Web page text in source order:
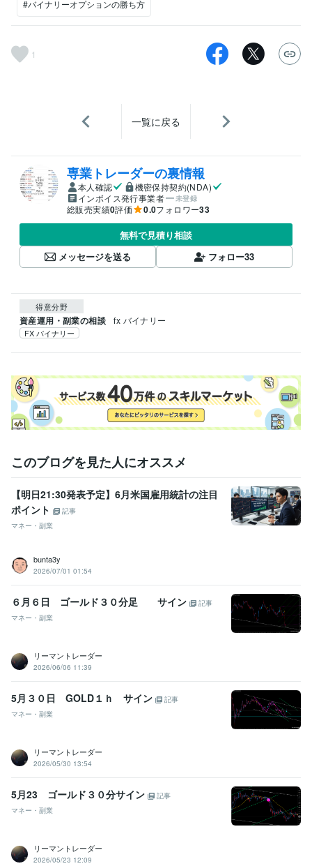
#バイナリーオプションの勝ち方
1
一覧に戻る
専業トレーダーの裏情報
本人確認
機密保持契約(NDA)
インボイス発行事業者
未登録
総販売実績0評価 0.0フォロワー33
無料で見積り相談
メッセージを送る
フォロー33
得意分野
資産運用・副業の相談 fx バイナリー
FX バイナリー
このブログを見た人にオススメ
【明日21:30発表予定】6月米国雇用統計の注目
ポイント
記事
マネー・副業
bunta3y
2026/07/01 01:54
６月６日 ゴールド３０分足 サイン
記事
マネー・副業
リーマントレーダー
2026/06/06 11:39
5月３０日 GOLD１ｈ サイン
記事
マネー・副業
リーマントレーダー
2026/05/30 13:54
5月23 ゴールド３０分サイン
記事
マネー・副業
リーマントレーダー
2026/05/23 12:09